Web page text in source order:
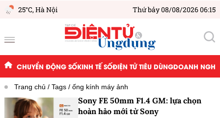
25°C,Hà Nội Thứ bảy 08/08/2026 06:15
CHUYỂN ĐỘNG SỐKINH TẾ SỐĐIỆN TỬ TIÊU DÙNGDOANH
Trang chủ Tags ống kính máy ảnh
Sony FE 50mm F1.4 GM: lựa chọn
hoàn hảo mới từ Sony